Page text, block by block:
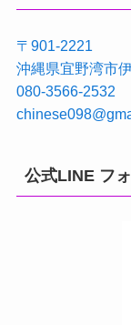
〒901-2221
沖縄県宜野湾市
080-3566-2532
公式LINE フ